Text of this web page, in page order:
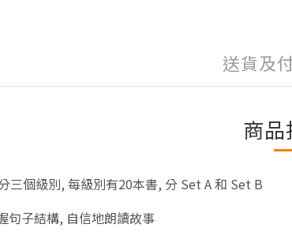
送貨及
商品
三個級別, 每級別有20本書, 分 Set A和 Set B
句子結構, 自信地朗讀故事